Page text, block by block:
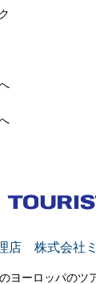
店 株式会社
ヨーロッパのツ